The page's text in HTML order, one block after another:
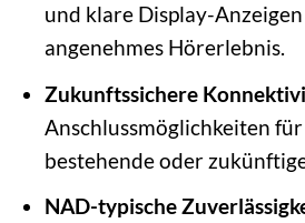
und klare Display-
angenehmes Hörerlebnis.
Zukunftssichere
Anschlussmöglichkeiten
bestehende oder
NAD-typische